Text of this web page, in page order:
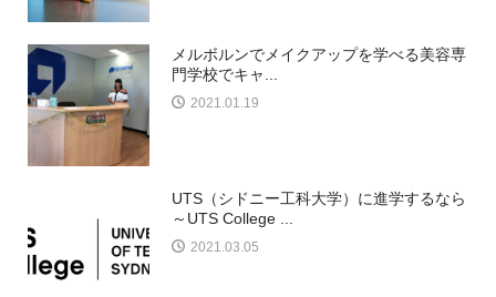
メルボルンでメイクアップを学べる美容専
門学校でキャ...
2021.01.19
UTS（シドニー工科大学）に進学するなら
～UTS College ...
2021.03.05